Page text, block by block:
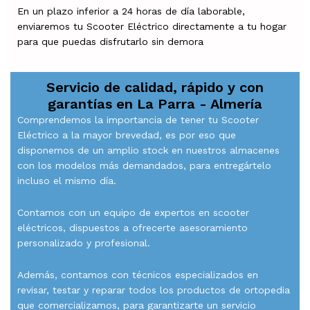
En un plazo inferior a 24 horas de día laborable,
enviaremos tu Scooter Eléctrico directamente a tu hogar
para que puedas disfrutarlo sin demora
Servicio de calidad, rápido y con
garantías en La Parra - Almería
Comprendemos la importancia de tener tu Scooter
Eléctrico a la mayor brevedad, es por eso que
disponemos de un amplio stock en nuestros almacenes
con los modelos más demandados, para entregártelo
incluso el mismo día.
Contamos con un equipo de expertos en scooter
eléctricos, dispuestos a ofrecerte asesoramiento
personalizado y profesional.
Además, contamos con técnicos especializados en
revisar, testar y reparar todos los productos de ortopedia
que comercializamos, para garantizarte un servicio